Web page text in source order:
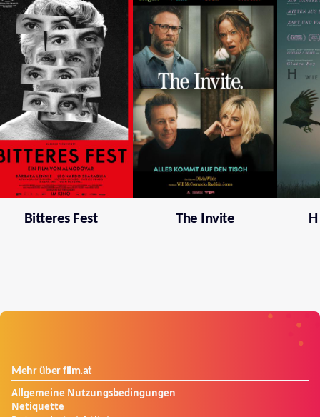
Bitteres Fest The Invite
Mehr über film.at
Allgemeine Nutzungsbedingungen
Netiquette